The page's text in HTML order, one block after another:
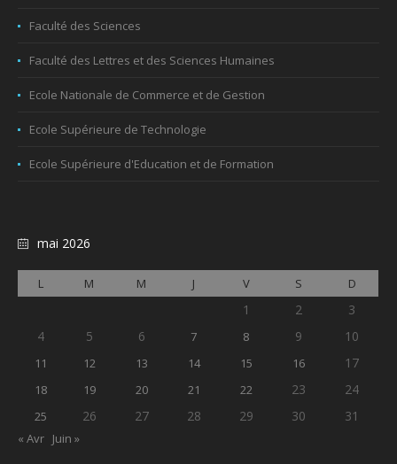
Faculté des Sciences
Faculté des Lettres et des Sciences Humaines
Ecole Nationale de Commerce et de Gestion
Ecole Supérieure de Technologie
Ecole Supérieure d'Education et de Formation
mai 2026
L M M J V S D
1 2
3
4
5 6 7 8 9 10
11 12 13 14 15 16 17
18 19 20 21 22 23 24
25 26 27 28 29 30 31
« Avr Juin »